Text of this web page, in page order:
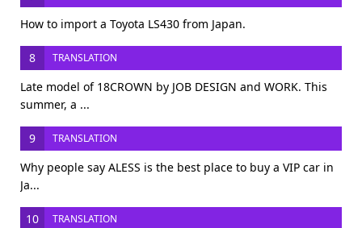
How to import a Toyota LS430 from Japan.
8 TRANSLATION
Late model of 18CROWN by JOB DESIGN and WORK. This
summer, a ...
9 TRANSLATION
Why people say ALESS is the best place to buy a VIP car in
Ja...
10 TRANSLATION